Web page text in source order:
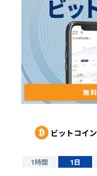
ビットコイン
1時間 1日